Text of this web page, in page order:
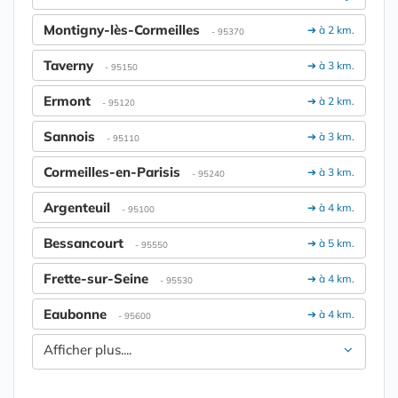
➔ à 2 km.
Montigny-lès-Cormeilles - 95370
➔ à 3 km.
Taverny - 95150
➔ à 2 km.
Ermont - 95120
➔ à 3 km.
Sannois - 95110
➔ à 3 km.
Cormeilles-en-Parisis - 95240
➔ à 4 km.
Argenteuil - 95100
➔ à 5 km.
Bessancourt - 95550
➔ à 4 km.
Frette-sur-Seine - 95530
➔ à 4 km.
Eaubonne - 95600
Afficher plus....